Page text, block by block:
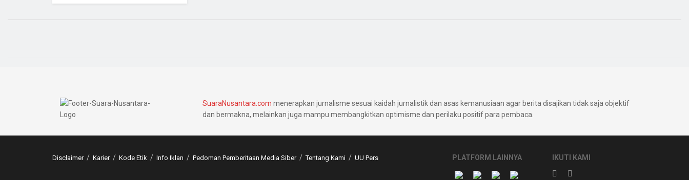
SuaraNusantara.com menerapkan jurnalisme sesuai kaidah jurnalistik dan asas kemanusiaan agar berita disajikan tidak saja objektif
dan bermakna, melainkan juga mampu membangkitkan optimisme dan perilaku positif para pembaca.
Disclaimer Karier Kode Etik Info Iklan Pedoman Pemberitaan Media Siber Tentang Kami UU Pers PLATFORM LAINNYA IKUTI KAMI